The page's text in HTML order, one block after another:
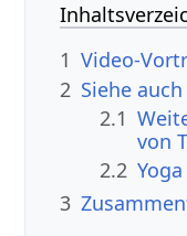
1
2 Siehe auch
2.1
2.2
3